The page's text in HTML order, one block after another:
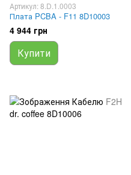
Артикул: 8.D.1.0003
Плата PCBA - F11 8D10003
4 944 грн
Купити